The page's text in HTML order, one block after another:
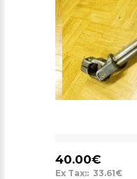
40.00€
Ex Tax:: 33.61€